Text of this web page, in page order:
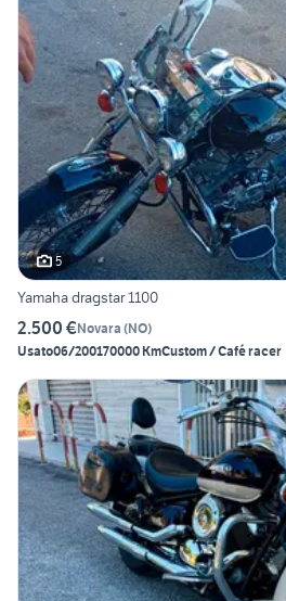
5
Yamaha dragstar 1100
2.500 €Novara (NO)
Usato06/200170000 KmCustom / Café racer